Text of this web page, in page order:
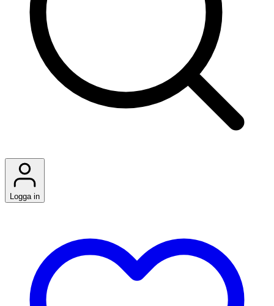
Logga in